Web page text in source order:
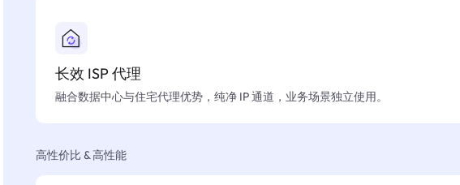
长效 ISP 代理
融合数据中心与住宅代理优势，纯净 IP 通道，业务场景独立使用。
高性价比 & 高性能